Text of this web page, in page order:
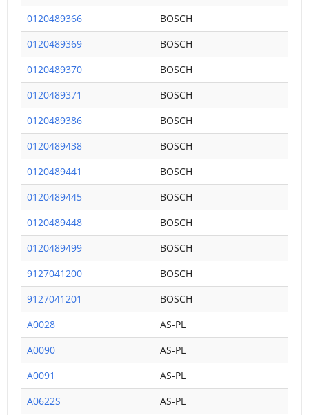
0120489366
BOSCH
0120489369
BOSCH
0120489370
BOSCH
0120489371
BOSCH
0120489386
BOSCH
0120489438
BOSCH
0120489441
BOSCH
0120489445
BOSCH
0120489448
BOSCH
0120489499
BOSCH
9127041200
BOSCH
9127041201
BOSCH
A0028
AS-PL
A0090
AS-PL
A0091
AS-PL
A0622S
AS-PL